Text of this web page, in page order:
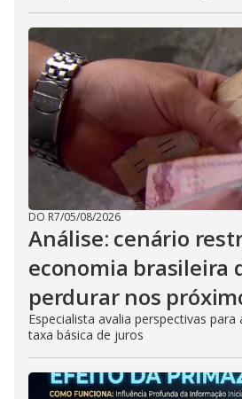
DO R7/05/08/2026
Análise: cenário
economia brasileira
perdurar nos
Especialista avalia perspectivas
taxa básica de juros